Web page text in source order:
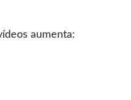
aumenta: